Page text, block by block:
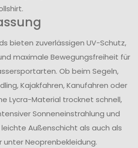
bieten zuverlässigen UV-Schutz,
maximale Bewegungsfreiheit für
Ob beim Segeln,
Kajakfahren, Kanufahren oder
Lycra-Material trocknet schnell,
Sonneneinstrahlung und
Außenschicht als auch als
unter Neoprenbekleidung.